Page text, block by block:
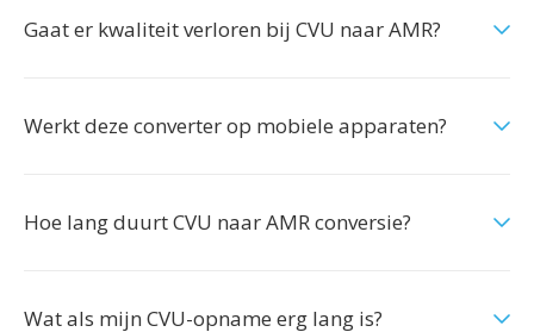
Gaat er kwaliteit verloren bij CVU naar AMR?
Werkt deze converter op mobiele apparaten?
Hoe lang duurt CVU naar AMR conversie?
Wat als mijn CVU-opname erg lang is?